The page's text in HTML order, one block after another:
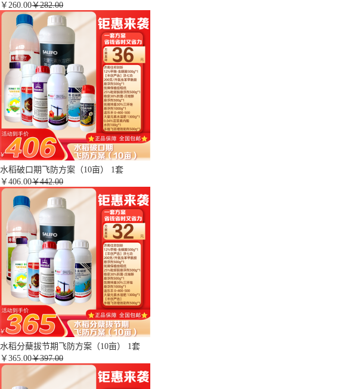
￥ 260.00￥282.00
水稻破口期飞防方案（10亩） 1套
￥ 406.00￥442.00
水稻分蘖拔节期飞防方案（10亩） 1套
￥ 365.00￥397.00